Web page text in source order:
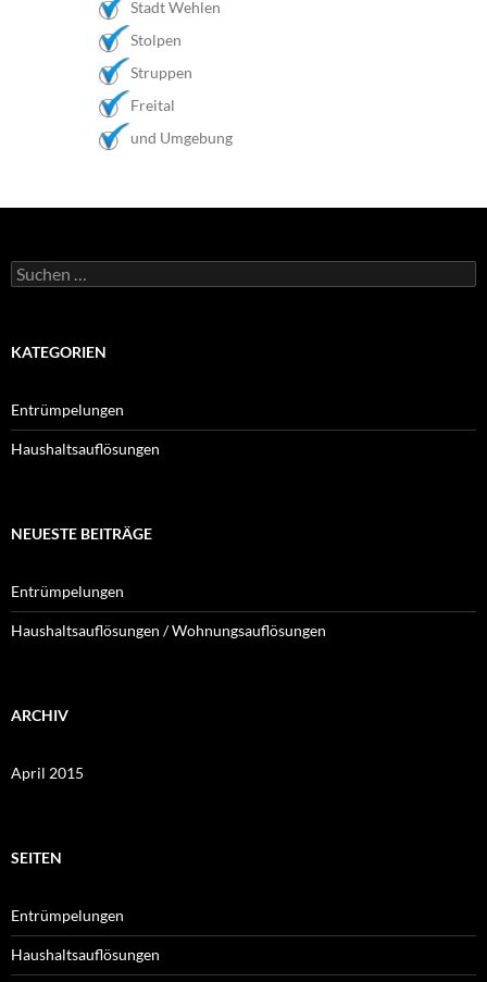
Stadt Wehlen
Stolpen
Struppen
Freital
und Umgebung
Suchen
nach:
KATEGORIEN
Entrümpelungen
Haushaltsauflösungen
NEUESTE BEITRÄGE
Entrümpelungen
Haushaltsauflösungen / Wohnungsauflösungen
ARCHIV
April 2015
SEITEN
Entrümpelungen
Haushaltsauflösungen